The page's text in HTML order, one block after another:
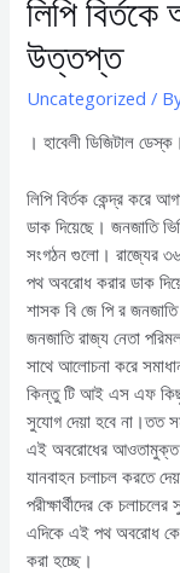
লিপি
উত্তপ্ত
Uncategorized /
। হাবেলী ডিজিটাল
লিপি বির্তক কেন্দ্র করে
ডাক দিয়েছে। জনজাতি
সংগঠন গুলো। রাজ্যের ৩৬
পথ অবরোধ করার ডাক
শাসক বি জে পি র
জনজাতি রাজ্য নেতা
সাথে আলোচনা করে
কিন্তু টি আই এস এফ
সুযোগ দেয়া হবে না।তত
এই অবরোধের আওতামুক্ত
যানবাহন চলাচল করতে
পরীক্ষার্থীদের কে
এদিকে এই পথ অবরোধ
করা হচ্ছে।